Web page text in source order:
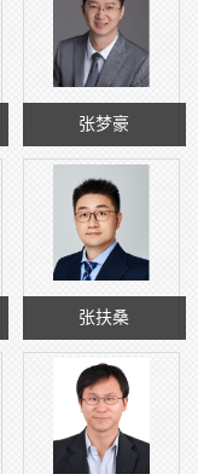
张梦豪
张扶桑